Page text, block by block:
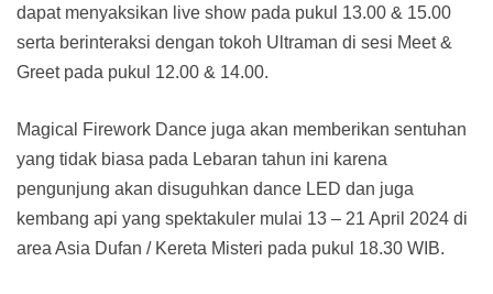
dapat menyaksikan live show pada pukul 13.00 & 15.00
serta berinteraksi dengan tokoh Ultraman di sesi Meet &
Greet pada pukul 12.00 & 14.00.
Magical Firework Dance juga akan memberikan sentuhan
yang tidak biasa pada Lebaran tahun ini karena
pengunjung akan disuguhkan dance LED dan juga
kembang api yang spektakuler mulai 13 – 21 April 2024 di
area Asia Dufan / Kereta Misteri pada pukul 18.30 WIB.